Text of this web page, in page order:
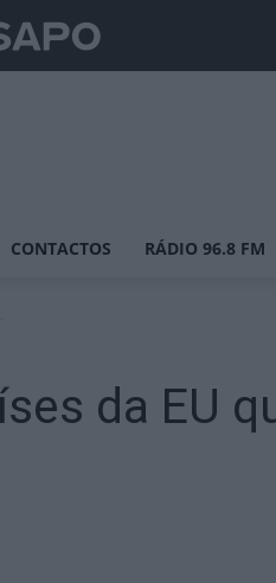
CONTACTOS RÁDIO 96.8 FM
da EU